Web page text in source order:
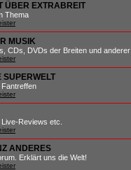
ÜBER EXTRABREIT
Thema
MUSIK
CDs, DVDs der Breiten und anderer
SUPERWELT
Reviews etc.
ANDERES
Erklärt uns die Welt!